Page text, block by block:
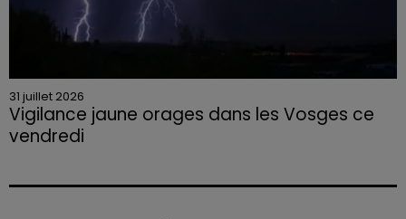
31 juillet 2026
Vigilance jaune orages dans les Vosges ce
vendredi
sont attendues en deuxième partie d'après-midi,